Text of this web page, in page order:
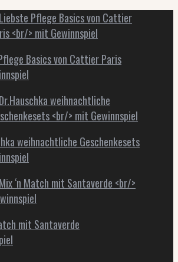
Basics von Cattier Paris
weihnachtliche Geschenkesets
mit Santaverde